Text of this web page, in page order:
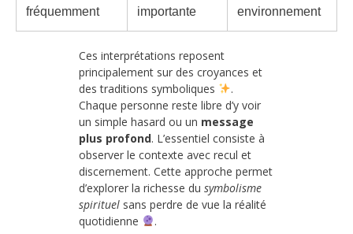
fréquemment
importante
environnement
Ces interprétations reposent
principalement sur des croyances et
des traditions symboliques
.
Chaque personne reste libre d’y voir
un simple hasard ou un message
plus profond. L’essentiel consiste à
observer le contexte avec recul et
discernement. Cette approche permet
d’explorer la richesse du symbolisme
spirituel sans perdre de vue la réalité
quotidienne
.